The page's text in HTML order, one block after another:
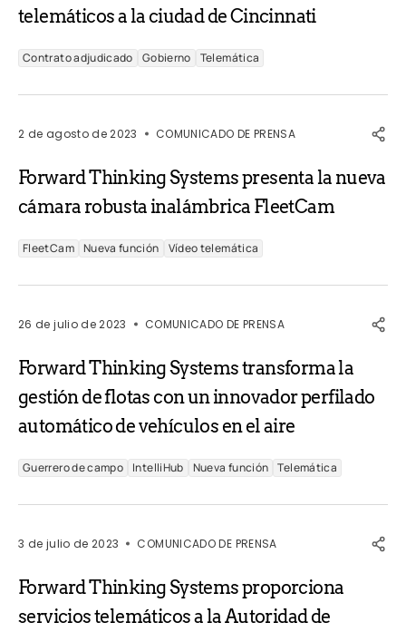
telemáticos a la ciudad de Cincinnati
Contrato adjudicado Gobierno Telemática
2 de agosto de 2023 COMUNICADO DE PRENSA
Forward Thinking Systems presenta la nueva
cámara robusta inalámbrica FleetCam
FleetCam Nueva función Vídeo telemática
26 de julio de 2023 COMUNICADO DE PRENSA
Forward Thinking Systems transforma la
gestión de flotas con un innovador perfilado
automático de vehículos en el aire
Guerrero de campo IntelliHub Nueva función Telemática
3 de julio de 2023 COMUNICADO DE PRENSA
Forward Thinking Systems proporciona
servicios telemáticos a la Autoridad de